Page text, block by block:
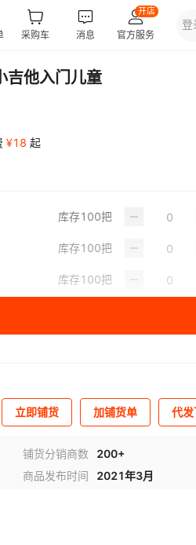
他入门儿童
¥18 起
库存100把
库存100把
库存100把
立即铺货 加铺货单 代
铺货分销商数
200+
商品发布时间 2021年3月